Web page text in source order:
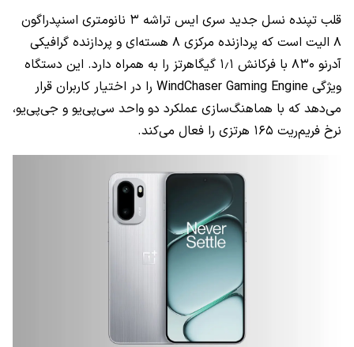
قلب تپنده نسل جدید سری ایس تراشه ۳ نانومتری اسنپدراگون
۸ الیت است که پردازنده مرکزی ۸ هسته‌ای و پردازنده گرافیکی
آدرنو ۸۳۰ با فرکانش ۱٫۱ گیگاهرتز را به همراه دارد. این دستگاه
ویژگی WindChaser Gaming Engine را در اختیار کاربران قرار
می‌دهد که با هماهنگ‌سازی عملکرد دو واحد سی‌پی‌یو و جی‌پی‌یو،
نرخ فریم‌ریت ۱۶۵ هرتزی را فعال می‌کند.